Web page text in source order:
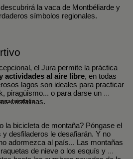
la vaca de Montbéliarde y
símbolos regionales.
el Jura permite la práctica
actividades al aire libre, en todas
lagos son ideales para practicar
piragüismo... o para darse un
cristalinas.
naturaleza.
la bicicleta de montaña? Póngase el
desfiladeros le desafiarán. Y no
adormezca al país... Las montañas
de nieve o los esquís y